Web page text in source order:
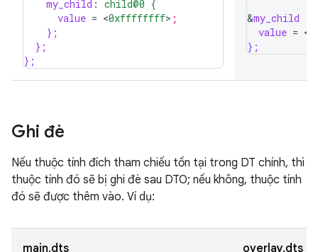
my_child : child@0 {
value = <0xffffffff> ;
};
};
};
&my_child {
value = <
};
Ghi đè
Nếu thuộc tính đích tham chiếu tồn tại trong DT chính, thì
thuộc tính đó sẽ bị ghi đè sau DTO; nếu không, thuộc tính
đó sẽ được thêm vào. Ví dụ:
main.dts overlay.dts